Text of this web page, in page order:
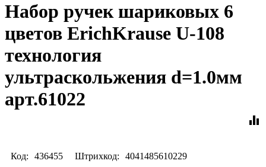
Набор ручек шариковых 6
цветов ErichKrause U-108
технология
ультраскольжения d=1.0мм
арт.61022
equalizer
Код: 436455 Штрихкод: 4041485610229